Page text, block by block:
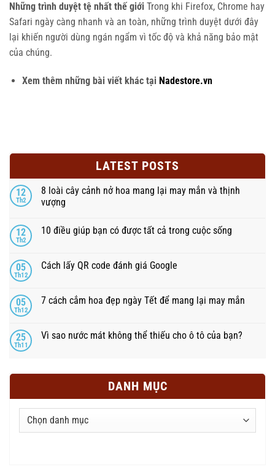
Những trình duyệt tệ nhất thế giới Trong khi Firefox, Chrome hay
Safari ngày càng nhanh và an toàn, những trình duyệt dưới đây
lại khiến người dùng ngán ngẩm vì tốc độ và khả năng bảo mật
của chúng.
Xem thêm những bài viết khác tại Nadestore.vn
LATEST POSTS
12
Th2
8 loài cây cảnh nở hoa mang lại may mắn và thịnh
vượng
12
Th2
10 điều giúp bạn có được tất cả trong cuộc sống
05
Th12
Cách lấy QR code đánh giá Google
05
Th12
7 cách cắm hoa đẹp ngày Tết để mang lại may mắn
25
Th11
Vì sao nước mát không thể thiếu cho ô tô của bạn?
DANH MỤC
Danh